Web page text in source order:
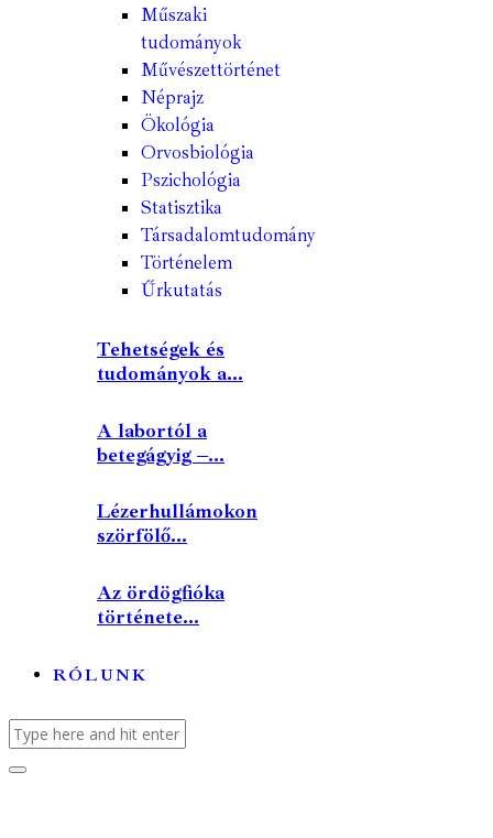
Műszaki
tudományok
Művészettörténet
Néprajz
Ökológia
Orvosbiológia
Pszichológia
Statisztika
Társadalomtudomány
Történelem
Űrkutatás
Tehetségek és
tudományok a...
A labortól a
betegágyig –...
Lézerhullámokon
szörfölő...
Az ördögfióka
története...
RÓLUNK